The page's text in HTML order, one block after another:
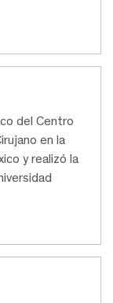
del Centro
en la
y realizó la